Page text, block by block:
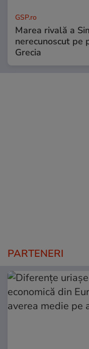
GSP.ro
Marea rivală a
nerecunoscut pe
Grecia
PARTENERI